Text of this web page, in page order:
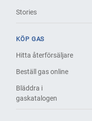
Stories
KÖP GAS
Hitta återförsäljare
Beställ gas online
Bläddra i
gaskatalogen